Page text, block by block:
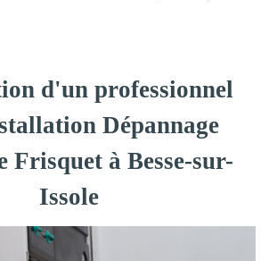
d'un professionnel
Dépannage
Frisquet à Besse-sur-
Issole